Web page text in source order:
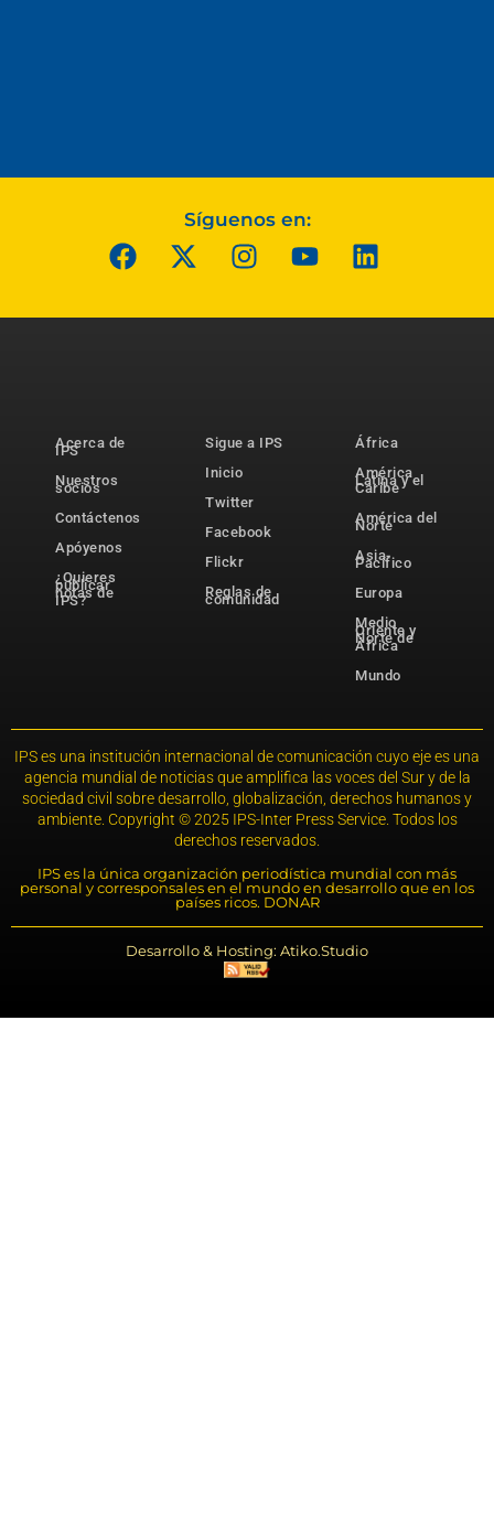
Síguenos en:
Acerca de
IPS
Nuestros
socios
Contáctenos
Apóyenos
¿Quieres
publicar
notas de
IPS?
Sigue a IPS
Inicio
Twitter
Facebook
Flickr
Reglas de
comunidad
África
América
Latina y el
Caribe
América del
Norte
Asia-
Pacífico
Europa
Medio
Oriente y
Norte de
África
Mundo
IPS es una institución internacional de comunicación cuyo eje es una
agencia mundial de noticias que amplifica las voces del Sur y de la
sociedad civil sobre desarrollo, globalización, derechos humanos y
ambiente. Copyright © 2025 IPS-Inter Press Service. Todos los
derechos reservados.
IPS es la única organización periodística mundial con más
personal y corresponsales en el mundo en desarrollo que en los
países ricos. DONAR
Desarrollo & Hosting: Atiko.Studio